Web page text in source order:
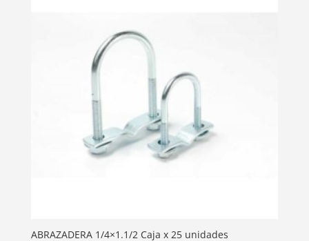
ABRAZADERA 1/4×1.1/2 Caja x 25 unidades